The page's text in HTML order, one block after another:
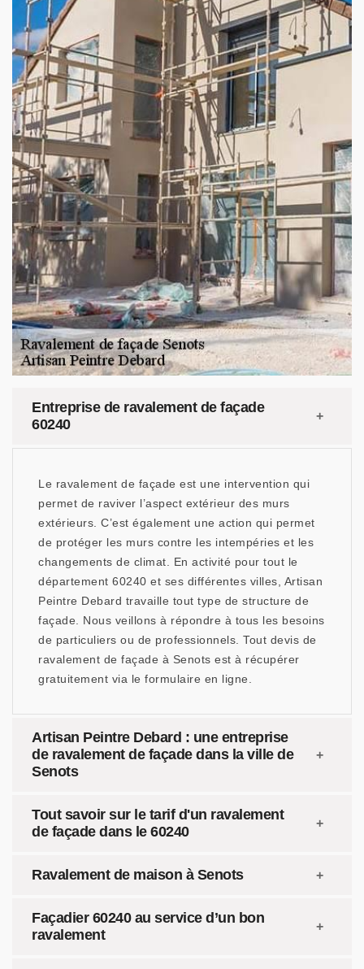
Entreprise de ravalement de façade
60240
Le ravalement de façade est une intervention qui
permet de raviver l’aspect extérieur des murs
extérieurs. C’est également une action qui permet
de protéger les murs contre les intempéries et les
changements de climat. En activité pour tout le
département 60240 et ses différentes villes, Artisan
Peintre Debard travaille tout type de structure de
façade. Nous veillons à répondre à tous les besoins
de particuliers ou de professionnels. Tout devis de
ravalement de façade à Senots est à récupérer
gratuitement via le formulaire en ligne.
Artisan Peintre Debard : une entreprise
de ravalement de façade dans la ville de
Senots
Tout savoir sur le tarif d'un ravalement
de façade dans le 60240
Ravalement de maison à Senots
Façadier 60240 au service d’un bon
ravalement